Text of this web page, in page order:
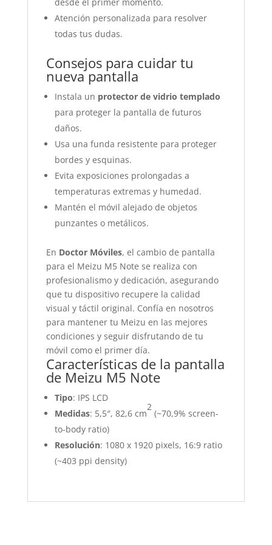
Atención personalizada para resolver
todas tus dudas.
Consejos para cuidar tu
nueva pantalla
Instala un protector de vidrio templado
para proteger la pantalla de futuros
daños.
Usa una funda resistente para proteger
bordes y esquinas.
Evita exposiciones prolongadas a
temperaturas extremas y humedad.
Mantén el móvil alejado de objetos
punzantes o metálicos.
En Doctor Móviles, el cambio de pantalla
para el Meizu M5 Note se realiza con
profesionalismo y dedicación, asegurando
que tu dispositivo recupere la calidad
visual y táctil original. Confía en nosotros
para mantener tu Meizu en las mejores
condiciones y seguir disfrutando de tu
móvil como el primer día.
Características de la pantalla
de Meizu M5 Note
Tipo: IPS LCD
Medidas: 5,5″, 82,6 cm
2
(~70,9% screen-
to-body ratio)
Resolución: 1080 x 1920 pixels, 16:9 ratio
(~403 ppi density)